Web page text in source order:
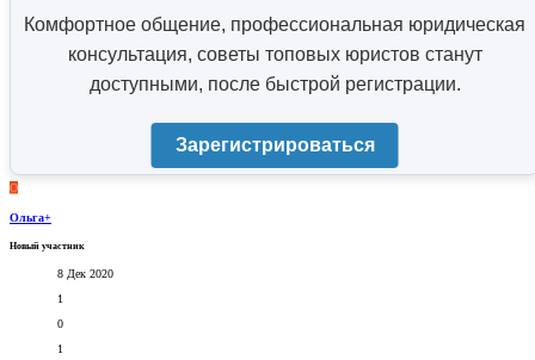
Комфортное общение, профессиональная юридическая
консультация, советы топовых юристов станут
доступными, после быстрой регистрации.
Зарегистрироваться
О
Ольга+
Новый участник
8 Дек 2020
1
0
1